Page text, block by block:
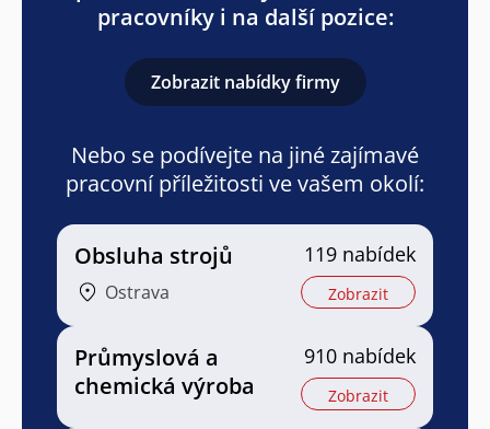
pracovníky i na další pozice:
Zobrazit nabídky firmy
Nebo se podívejte na jiné zajímavé
pracovní příležitosti ve vašem okolí:
Obsluha strojů
Ostrava
119 nabídek
Zobrazit
Průmyslová a
chemická výroba
910 nabídek
Zobrazit